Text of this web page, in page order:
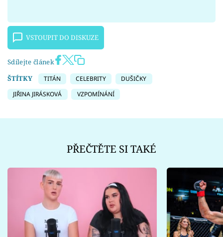
VSTOUPIT DO DISKUZE
Sdílejte článek
ŠTÍTKY
TITÁN CELEBRITY
DUŠIČKY
JIŘINA JIRÁSKOVÁ
VZPOMÍNÁNÍ
PŘEČTĚTE SI TAKÉ